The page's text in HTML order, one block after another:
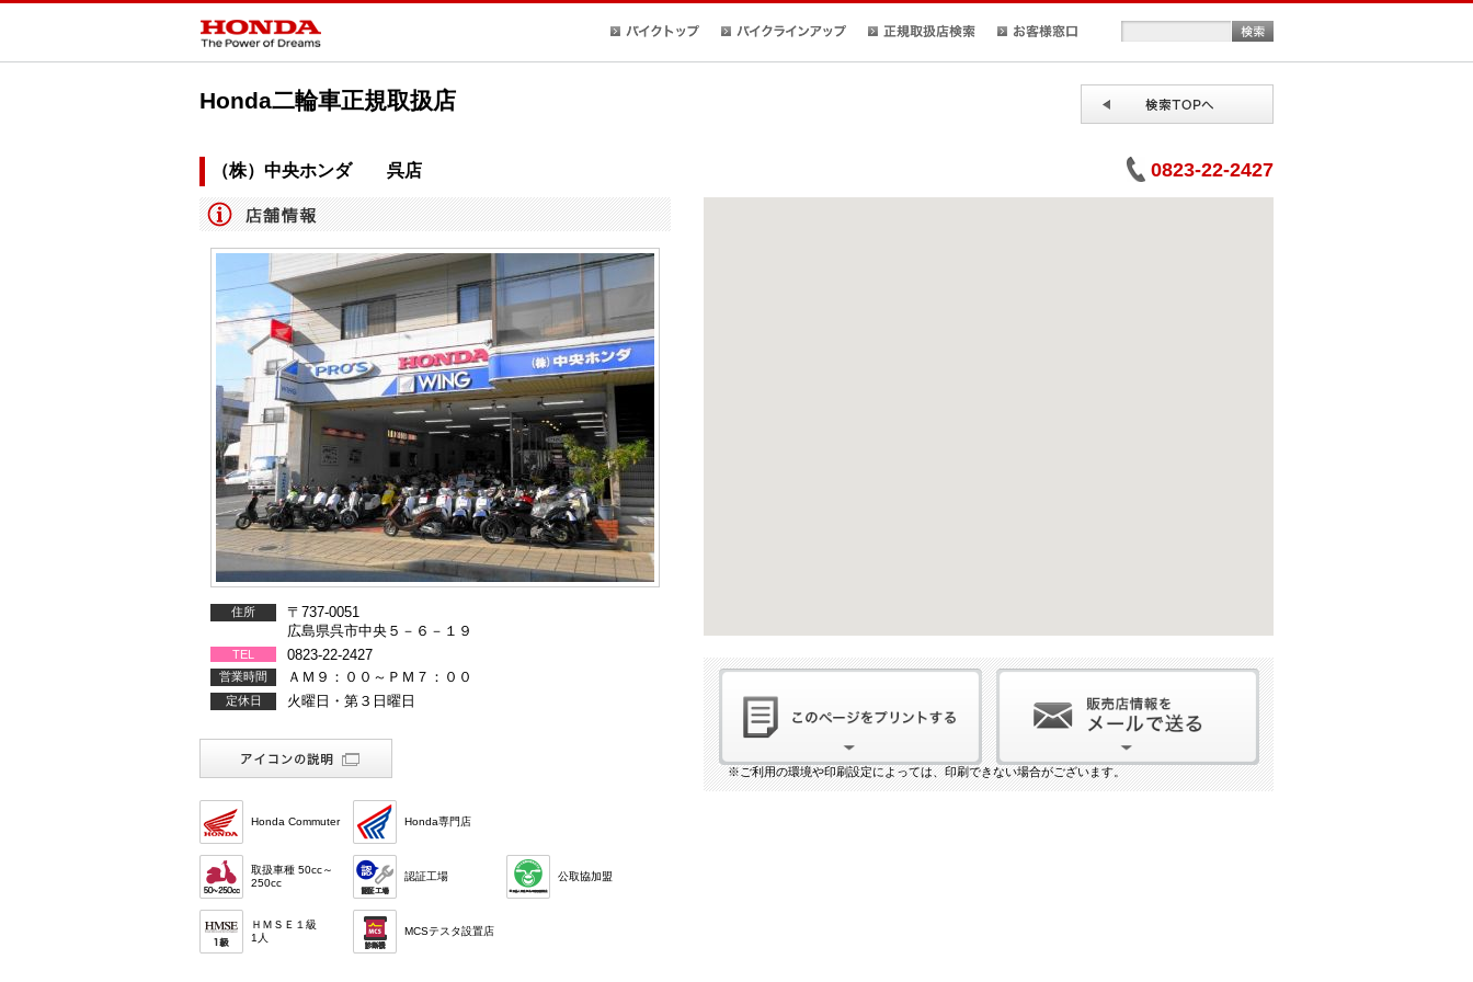
バイクトップ バイクラインアップ 正規取扱店検索
Honda二輪車正規取扱店
（株）中央ホンダ 呉店 0823-22-2427
住所
〒737-0051
広島県呉市中央５－６－１９
TEL 0823-22-2427
営業時間 ＡＭ９：００～ＰＭ７：００
定休日 火曜日・第３日曜日
Honda Commuter Honda専門店
取扱車種 50cc～
250cc
認証工場 公取協加盟
ＨＭＳＥ１級
1人
MCSテスタ設置店
※ご利用の環境や印刷設定によっては、印刷できない場合がございます。